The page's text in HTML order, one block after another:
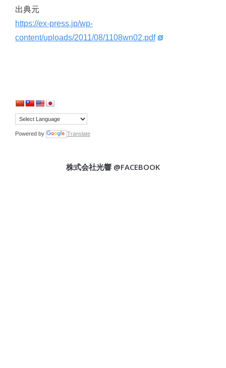
出典元
https://ex-press.jp/wp-
content/uploads/2011/08/1108wn02.pdf
Powered by Translate
株式会社光響 @FACEBOOK